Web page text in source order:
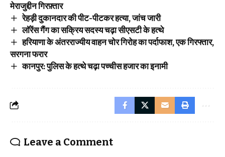
मेराजुद्दीन गिरफ़्तार
रेहड़ी दुकानदार की पीट-पीटकर हत्या, जांच जारी
लॉरेंस गैंग का सक्रिय सदस्य चढ़ा सीएसटी के हत्थे
हरियाणा के अंतरराज्यीय वाहन चोर गिरोह का पर्दाफाश, एक गिरफ्तार,
सरगना फरार
कानपुर: पुलिस के हत्थे चढ़ा पच्चीस हजार का इनामी
Leave a Comment